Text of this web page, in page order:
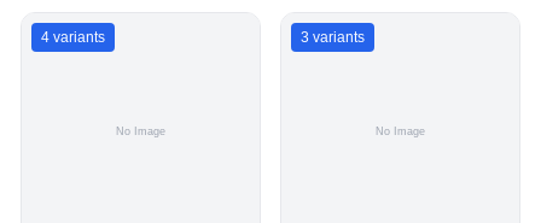
4 variants 3 variants